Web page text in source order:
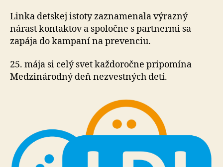
Linka detskej istoty zaznamenala výrazný
nárast kon­tak­tov a spoločne s partnermi sa
zapája do kampaní na pre­ven­ciu.
25. mája si celý svet každoročne pripomína
Medzi­ná­rod­ný deň nezvestných detí.